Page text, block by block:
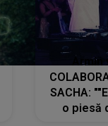
SACHA:
o piesă